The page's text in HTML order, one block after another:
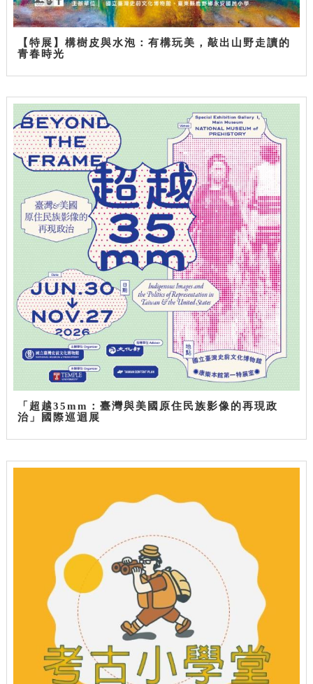
【特展】構樹皮與水泡：有構玩美，敲出山野走讀的
青春時光
「超越35mm：臺灣與美國原住民族影像的再現政
治」國際巡迴展